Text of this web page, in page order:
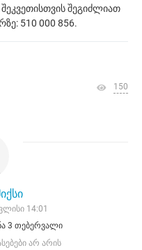
შეგიძლიათ
510 000 856.
150
14:01
3 თებერვალი
არ არის